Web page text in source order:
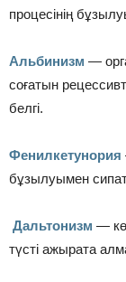
процесінің
Альбинизм —
соғатын
белгі.
Фенилкетунория
бұзылуымен
Дальтонизм —
түсті ажырата